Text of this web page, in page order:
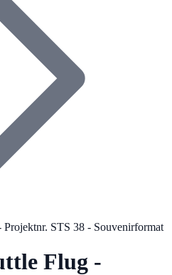
Projektnr. STS 38 - Souvenirformat
Flug -